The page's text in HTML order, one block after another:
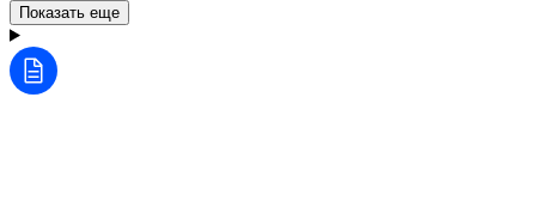
Показать еще